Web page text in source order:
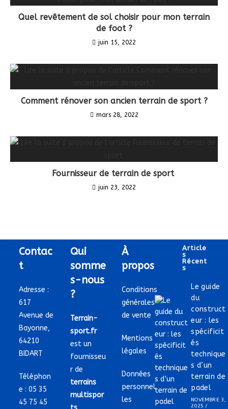
Quel revêtement de sol choisir pour mon terrain
de foot ?
juin 15, 2022
Comment rénover son ancien terrain de sport ?
mars 28, 2022
Fournisseur de terrain de sport
juin 23, 2022
Contac
t
Adresse :
617
Avenue de
Bayonne,
64210
BIDART
Téléphon
e :05 35
45 75 45
Qui
somme
s-nous
?
Terrain-
sport.fr
est un
fournisseu
r de
terrains
multispor
À
propos
Conditions
générales
de vente
Mentions
légales
Données
personnel
les
Article
S
Récent
S
Le guide
du
construct
eur : les
spécificit
és
technique
s d’un
terrain de
padel
NOVEMBRE 3,
2025 /